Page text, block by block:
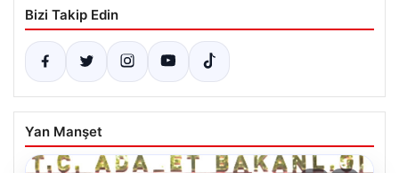
Bizi Takip Edin
Yan Manşet